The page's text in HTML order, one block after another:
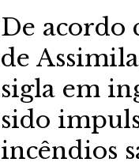
De acordo
de
sigla em
sido
incêndios